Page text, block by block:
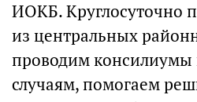
ИОКБ. Круглосуточно
из центральных
проводим
случаям, помогаем